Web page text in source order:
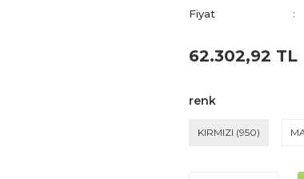
Fiyat
62.302,92 TL
renk
KIRMIZI (950)